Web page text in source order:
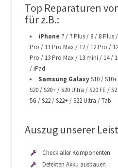
Displaytausch
Akkuwechsel
Displaytausch
Displaytausch
Top Reparaturen
für z.B.:
iPhone 7 / 7 Plus / 8 / 8 Plus
Pro / 11 Pro Max / 12 / 12 Pro /
Pro / 13 Pro Max / 13 mini / 14 /
/ iPad
Samsung GalaxyS10 /
S20 / S20+ / S20 Ultra / S20 FE /
5G / S22 / S22+ / S22 Ultra / Tab
Auszug unserer
Check aller Komponenten
Defekten Akku ausbauen